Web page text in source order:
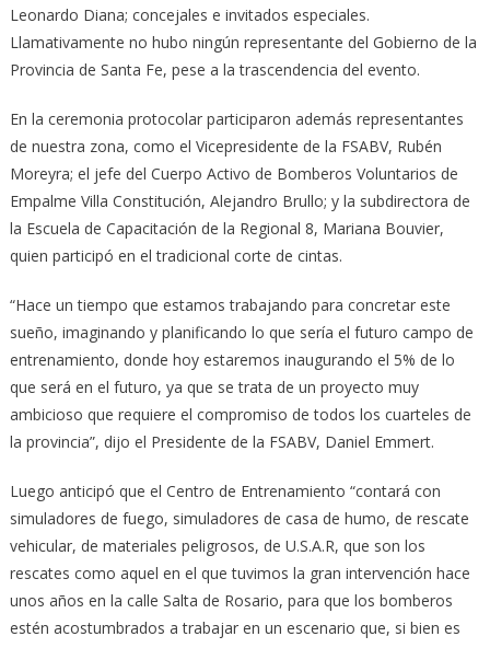
Leonardo Diana; concejales e invitados especiales.
Llamativamente no hubo ningún representante del Gobierno de la
Provincia de Santa Fe, pese a la trascendencia del evento.
En la ceremonia protocolar participaron además representantes
de nuestra zona, como el Vicepresidente de la FSABV, Rubén
Moreyra; el jefe del Cuerpo Activo de Bomberos Voluntarios de
Empalme Villa Constitución, Alejandro Brullo; y la subdirectora de
la Escuela de Capacitación de la Regional 8, Mariana Bouvier,
quien participó en el tradicional corte de cintas.
“Hace un tiempo que estamos trabajando para concretar este
sueño, imaginando y planificando lo que sería el futuro campo de
entrenamiento, donde hoy estaremos inaugurando el 5% de lo
que será en el futuro, ya que se trata de un proyecto muy
ambicioso que requiere el compromiso de todos los cuarteles de
la provincia”, dijo el Presidente de la FSABV, Daniel Emmert.
Luego anticipó que el Centro de Entrenamiento “contará con
simuladores de fuego, simuladores de casa de humo, de rescate
vehicular, de materiales peligrosos, de U.S.A.R, que son los
rescates como aquel en el que tuvimos la gran intervención hace
unos años en la calle Salta de Rosario, para que los bomberos
estén acostumbrados a trabajar en un escenario que, si bien es